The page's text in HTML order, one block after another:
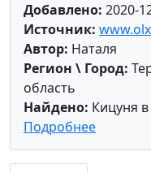
Добавлено: 2020-
Источник:
Автор: Наталя
Регион \ Город:
область
Найдено: Кицуня в
Подробнее